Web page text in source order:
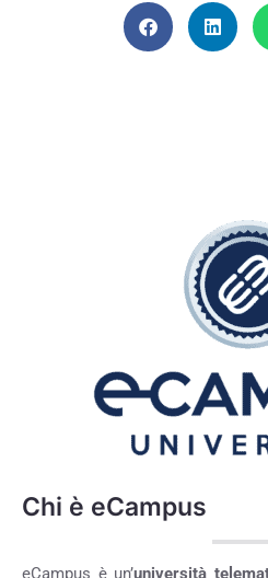
Chi è eCampus
eCampus è un’università